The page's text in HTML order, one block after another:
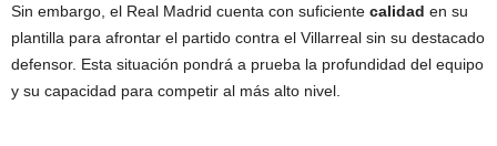
Sin embargo, el Real Madrid cuenta con suficiente calidad en su
plantilla para afrontar el partido contra el Villarreal sin su destacado
defensor. Esta situación pondrá a prueba la profundidad del equipo
y su capacidad para competir al más alto nivel.